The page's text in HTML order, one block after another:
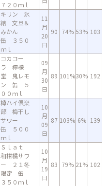
７２０ｍｌ
キリン 氷
結 文旦＆
みかん
缶 ３５０
ｍｌ
11
月
20
日
90 74% 53% 103
コカコー
ラ 檸檬
堂 鬼レモ
ン 缶 ５
００ｍｌ
09
月
30
日
89 101%30% 192
樽ハイ倶楽
部 梅干し
サワー
缶 ５００
ｍｌ
10
月
09
日
87 103% 6% 139
Ｓｌａｔ
和柑橘サワ
ー ２１冬
限定 缶
３５０ｍｌ
10
月
19
日
83 79% 21% 102